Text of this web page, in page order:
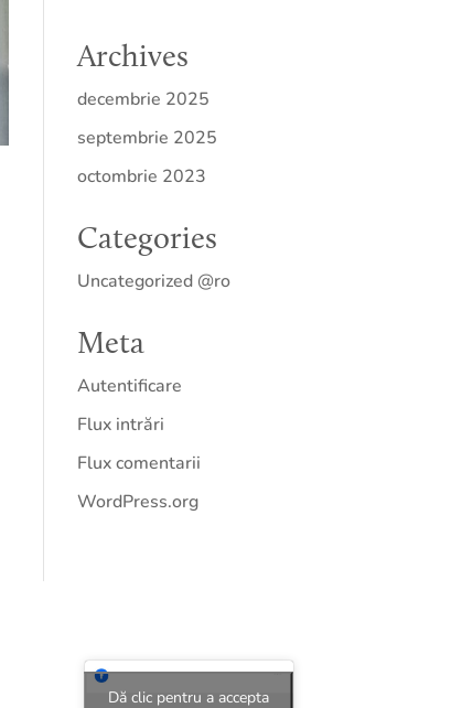
Archives
decembrie 2025
septembrie 2025
octombrie 2023
Categories
Uncategorized @ro
Meta
Autentificare
Flux intrări
Flux comentarii
WordPress.org
Dă clic pentru a accepta